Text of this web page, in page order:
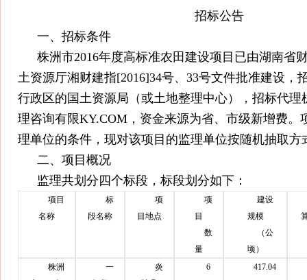
招标公告
一、招标条件
株洲市2016年度高标准农田建设项目已由湖南省
土资源厅湘财建指[2016]34号、33号文件批准建设，
行政区的国土资源局（或土地整理中心），招标代理
理咨询有限KY.COM，资金来源为省、市级新增费。
理单位的条件，现对该项目的监理单位按随机抽取方
二、项目概况
监理共划分四个标段，标段划分如下：
项目
名称
标
段名称
项
目地点
项
目
数
量
建设
规模
（公
顷）
株洲
一
炎
6 417.04